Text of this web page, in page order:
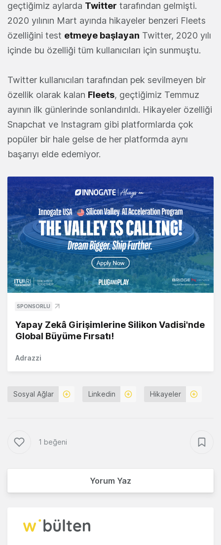
geçtiğimiz aylarda Twitter tarafından gelmişti.
2020 yılının Mart ayında hikayeler benzeri Fleets
özelliğini test etmeye başlayan Twitter, 2020 yılı
içinde bu özelliği tüm kullanıcıları için sunmuştu.
Twitter kullanıcıları tarafından pek sevilmeyen bir
özellik olarak kalan Fleets, geçtiğimiz Temmuz
ayının ilk günlerinde sonlandırıldı. Hikayeler özelliği
Snapchat ve Instagram gibi platformlarda çok
popüler bir hale gelse de her platformda aynı
başarıyı elde edemiyor.
SPONSORLU
Yapay Zekâ Girişimlerine Silikon Vadisi'nde
Global Büyüme Fırsatı!
Adrazzi
Sosyal Ağlar Linkedin Hikayeler
1 beğeni
Yorum Yaz